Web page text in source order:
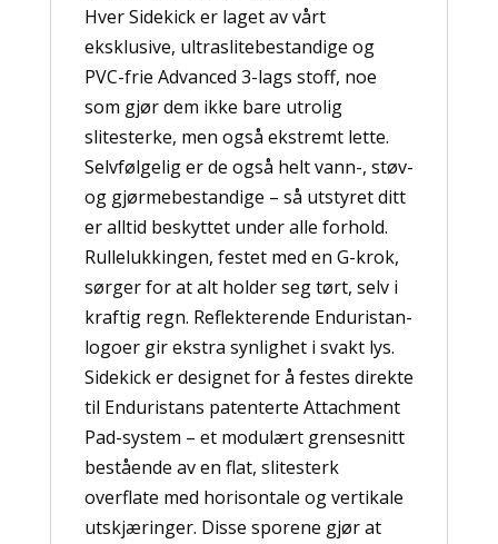
Hver Sidekick er laget av vårt
eksklusive, ultraslitebestandige og
PVC-frie Advanced 3-lags stoff, noe
som gjør dem ikke bare utrolig
slitesterke, men også ekstremt lette.
Selvfølgelig er de også helt vann-, støv-
og gjørmebestandige – så utstyret ditt
er alltid beskyttet under alle forhold.
Rullelukkingen, festet med en G-krok,
sørger for at alt holder seg tørt, selv i
kraftig regn. Reflekterende Enduristan-
logoer gir ekstra synlighet i svakt lys.
Sidekick er designet for å festes direkte
til Enduristans patenterte Attachment
Pad-system – et modulært grensesnitt
bestående av en flat, slitesterk
overflate med horisontale og vertikale
utskjæringer. Disse sporene gjør at